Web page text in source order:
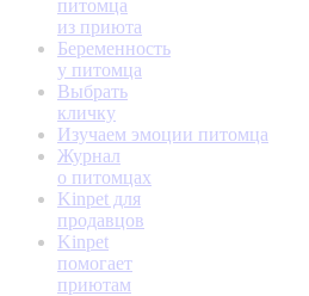
питомца
из приюта
Беременность
у питомца
Выбрать
кличку
Изучаем эмоции питомца
Журнал
о питомцах
Kinpet для
продавцов
Kinpet
помогает
приютам